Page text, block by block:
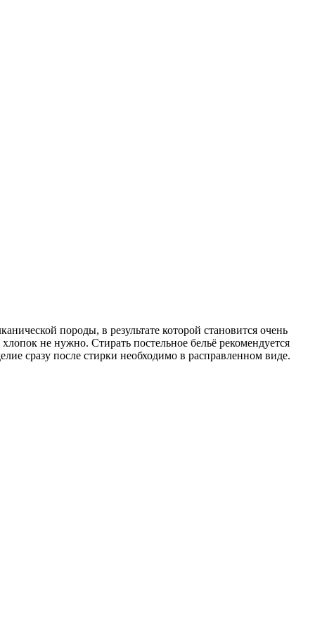
породы, в результате которой становится очень
не нужно. Стирать постельное бельё рекомендуется
сразу после стирки необходимо в расправленном виде.